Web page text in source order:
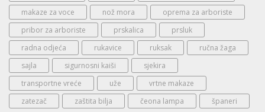
makaze za voce
nož mora
oprema za arboriste
pribor za arboriste
prskalica
prsluk
radna odjeća
rukavice ruksak
ručna žaga
sajla
sigurnosni kaiši
sjekira
transportne vreće
uže
vrtne makaze
zatezač
zaštita bilja čeona lampa španeri